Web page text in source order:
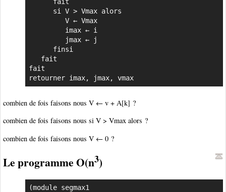
fait
retourner imax, jmax, vmax
combien de fois faisons nous V ← v + A[k] ?
combien de fois faisons nous si V > Vmax alors ?
combien de fois faisons nous V ← 0 ?
Le programme O(n3)
(module segmax1